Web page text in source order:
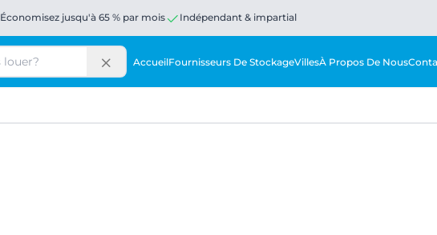
Économisez jusqu'à 65 % par mois Indépendant & impartial
AccueilFournisseurs De StockageVillesÀ Propos De Nous